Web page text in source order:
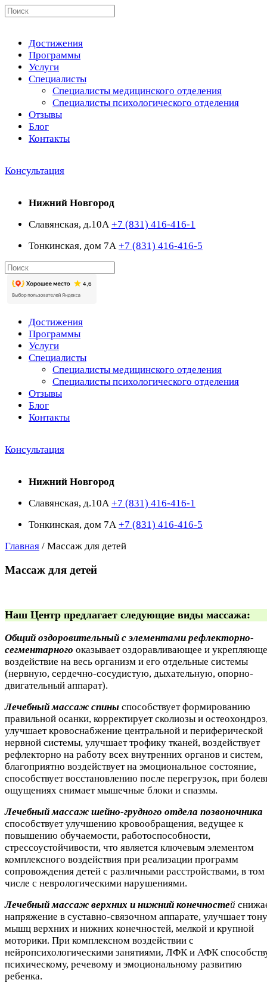
Достижения
Программы
Услуги
Специалисты
Специалисты медицинского отделения
Специалисты психологического отделения
Отзывы
Блог
Контакты
Консультация
Нижний Новгород
Славянская, д.10А +7 (831) 416-416-1
Тонкинская, дом 7А +7 (831) 416-416-5
Достижения
Программы
Услуги
Специалисты
Специалисты медицинского отделения
Специалисты психологического отделения
Отзывы
Блог
Контакты
Консультация
Нижний Новгород
Славянская, д.10А +7 (831) 416-416-1
Тонкинская, дом 7А +7 (831) 416-416-5
Главная / Массаж для детей
Массаж для детей
Наш Центр предлагает следующие виды массажа:
Общий оздоровительный с элементами рефлекторно-
сегментарного оказывает оздоравливающее и
воздействие на весь организм и его отдельные системы
(нервную, сердечно-сосудистую, дыхательную, опорно-
двигательный аппарат).
Лечебный массаж спины способствует формированию
правильной осанки, корректирует сколиозы и
улучшает кровоснабжение центральной и периферической
нервной системы, улучшает трофику тканей, воздействует
рефлекторно на работу всех внутренних органов и систем,
благоприятно воздействует на эмоциональное состояние,
способствует восстановлению после перегрузок, при
ощущениях снимает мышечные блоки и спазмы.
Лечебный массаж шейно-грудного отдела позвоночника
способствует улучшению кровообращения, ведущее к
повышению обучаемости, работоспособности,
стрессоустойчивости, что является ключевым элементом
комплексного воздействия при реализации программ
сопровождения детей с различными расстройствами, в том
числе с неврологическими нарушениями.
Лечебный массаж верхних и нижний конечностей
напряжение в суставно-связочном аппарате, улучшает
мышц верхних и нижних конечностей, мелкой и крупной
моторики. При комплексном воздействии с
нейропсихологическими занятиями, ЛФК и АФК
психическому, речевому и эмоциональному развитию
ребенка.